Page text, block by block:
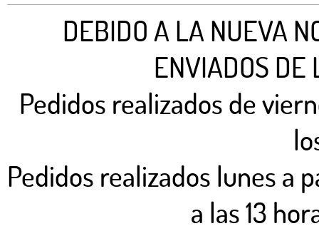
DEBIDO A LA NUEVA
ENVIADOS DE
Pedidos realizados de
Pedidos realizados lunes a
a las 13